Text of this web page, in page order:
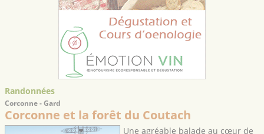
Randonnées
Corconne - Gard
Corconne et la forêt du Coutach
Une agréable balade au cœur de